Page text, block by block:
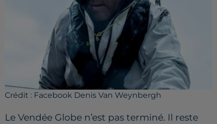
Crédit : Facebook Denis Van Weynbergh
Le Vendée Globe n’est pas terminé. Il reste